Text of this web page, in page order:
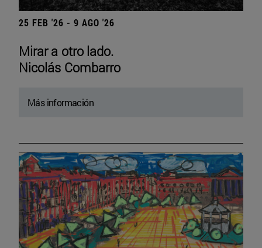
25 FEB '26 - 9 AGO '26
Mirar a otro lado.
Nicolás Combarro
Más información